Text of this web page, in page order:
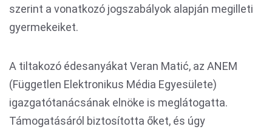
szerint a vonatkozó jogszabályok alapján megilleti
gyermekeiket.
A tiltakozó édesanyákat Veran Matić, az ANEM
(Független Elektronikus Média Egyesülete)
igazgatótanácsának elnöke is meglátogatta.
Támogatásáról biztosította őket, és úgy